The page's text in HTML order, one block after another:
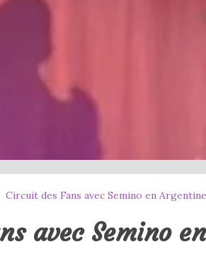
Circuit des Fans avec Semino en
avec Semino